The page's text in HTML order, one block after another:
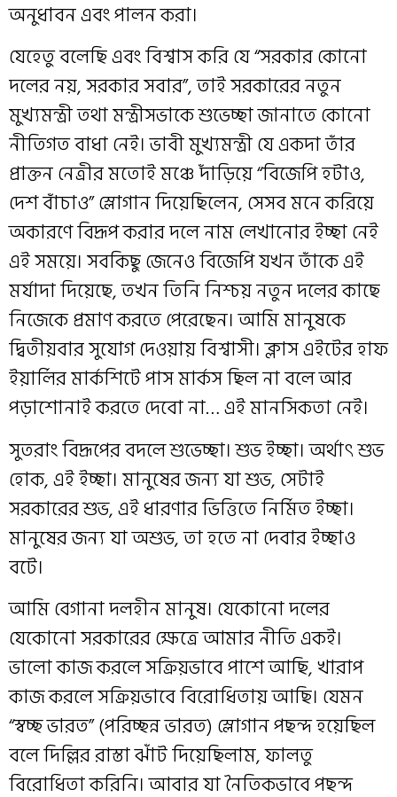
অনুধাবন এবং পালন করা।
যেহেতু বলেছি এবং বিশ্বাস করি যে “সরকার কোনো
দলের নয়, সরকার সবার”, তাই সরকারের নতুন
মুখ্যমন্ত্রী তথা মন্ত্রীসভাকে শুভেচ্ছা জানাতে কোনো
নীতিগত বাধা নেই। ভাবী মুখ্যমন্ত্রী যে একদা তাঁর
প্রাক্তন নেত্রীর মতোই মঞ্চে দাঁড়িয়ে “বিজেপি হটাও,
দেশ বাঁচাও” স্লোগান দিয়েছিলেন, সেসব মনে করিয়ে
অকারণে বিদ্রূপ করার দলে নাম লেখানোর ইচ্ছা নেই
এই সময়ে। সবকিছু জেনেও বিজেপি যখন তাঁকে এই
মর্যাদা দিয়েছে, তখন তিনি নিশ্চয় নতুন দলের কাছে
নিজেকে প্রমাণ করতে পেরেছেন। আমি মানুষকে
দ্বিতীয়বার সুযোগ দেওয়ায় বিশ্বাসী। ক্লাস এইটের হাফ
ইয়ার্লির মার্কশিটে পাস মার্কস ছিল না বলে আর
পড়াশোনাই করতে দেবো না… এই মানসিকতা নেই।
সুতরাং বিদ্রূপের বদলে শুভেচ্ছা। শুভ ইচ্ছা। অর্থাৎ শুভ
হোক, এই ইচ্ছা। মানুষের জন্য যা শুভ, সেটাই
সরকারের শুভ, এই ধারণার ভিত্তিতে নির্মিত ইচ্ছা।
মানুষের জন্য যা অশুভ, তা হতে না দেবার ইচ্ছাও
বটে।
আমি বেগানা দলহীন মানুষ। যেকোনো দলের
যেকোনো সরকারের ক্ষেত্রে আমার নীতি একই।
ভালো কাজ করলে সক্রিয়ভাবে পাশে আছি, খারাপ
কাজ করলে সক্রিয়ভাবে বিরোধিতায় আছি। যেমন
“স্বচ্ছ ভারত” (পরিচ্ছন্ন ভারত) স্লোগান পছন্দ হয়েছিল
বলে দিল্লির রাস্তা ঝাঁট দিয়েছিলাম, ফালতু
বিরোধিতা করিনি। আবার যা নৈতিকভাবে পছন্দ